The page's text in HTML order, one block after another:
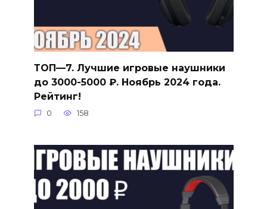
ТОП—7. Лучшие игровые наушники
до 3000-5000 ₽. Ноябрь 2024 года.
Рейтинг!
0 158